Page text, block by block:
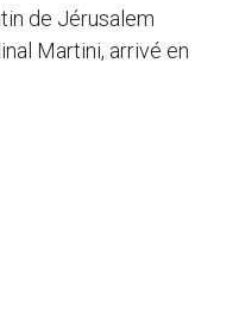
de Jérusalem
Martini, arrivé en